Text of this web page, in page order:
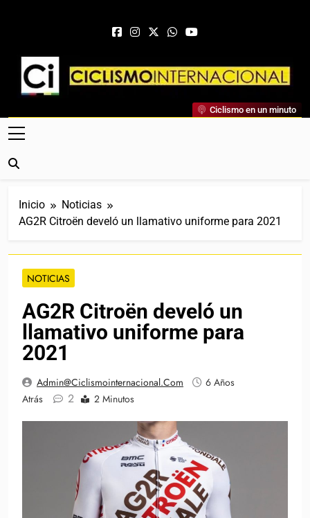
Ciclismo Internacional
Web Dedicada Al Ciclismo Mundial. Entrevistas, Análisis,
Crónicas, Previas Y Más. La Web Ciclista De Referencia.
Ciclismo en un minuto
Inicio
Noticias
AG2R Citroën develó un llamativo uniforme para 2021
NOTICIAS
AG2R Citroën develó un
llamativo uniforme para
2021
Admin@ciclismointernacional.com
6 Años
Atrás
2 2 Minutos